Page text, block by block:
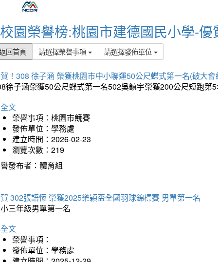
校園榮譽榜:桃園市建德國民小學-優
回首頁 請選擇榮譽事項 請選擇發佈單位
！308 徐子涵 榮獲桃園市中小聯運50公尺蝶式第一名(破大會
徐子涵榮獲50公尺蝶式第一名502吳鎮宇榮獲200公尺短跑
文
榮譽事項：桃園市競賽
發佈單位：學務處
建立時間：2026-02-23
瀏覽次數：219
發布者：體育組
302張語恆 榮獲2025樂穎盃全國羽球錦標賽 男單第一名
三年級男單第一名
文
榮譽事項：
發佈單位：學務處